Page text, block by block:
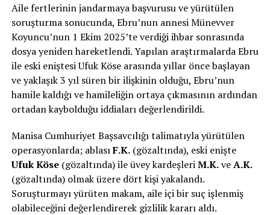
Aile fertlerinin jandarmaya başvurusu ve yürütülen
soruşturma sonucunda, Ebru’nun annesiMünevver
Koyuncu’nun 1 Ekim 2025’te verdiği ihbar sonrasında
dosya yeniden hareketlendi. Yapılan araştırmalarda Ebru
ile eski eniştesiUfuk Kösearasında yıllar önce başlayan
ve yaklaşık 3 yıl süren bir ilişkinin olduğu, Ebru’nun
hamile kaldığı ve hamileliğin ortaya çıkmasının ardından
ortadan kaybolduğu iddiaları değerlendirildi.
Manisa Cumhuriyet Başsavcılığı talimatıyla yürütülen
operasyonlarda; ablasıF.K.(gözaltında), eski enişte
Ufuk Köse(gözaltında) ile üvey kardeşleriM.K.veA.K.
(gözaltında) olmak üzere dört kişi yakalandı.
Soruşturmayı yürüten makam, aile içi bir suç işlenmiş
olabileceğini değerlendirerek gizlilik kararı aldı.